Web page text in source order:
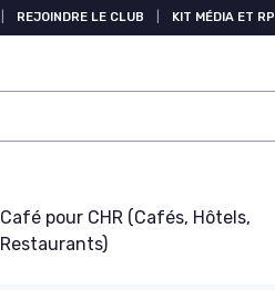
REJOINDRE LE CLUB KIT MÉDIA ET RP
Café pour CHR (Cafés, Hôtels,
Restaurants)